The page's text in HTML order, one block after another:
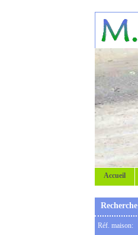
Accueil
Recherche
Réf. maison: